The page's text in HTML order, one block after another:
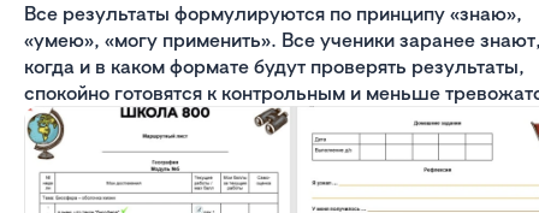
Все результаты формулируются по принципу «знаю»,
«умею», «могу применить». Все ученики заранее
когда и в каком формате будут проверять результаты,
спокойно готовятся к контрольным и меньше